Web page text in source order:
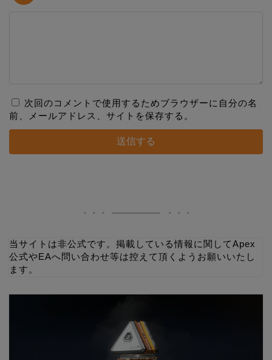
次回のコメントで使用するためブラウザーに自分の名
前、メールアドレス、サイトを保存する。
当サイトは非公式です。掲載している情報に関してApex
公式やEAへ問い合わせ等は控えて頂くようお願いいたし
ます。